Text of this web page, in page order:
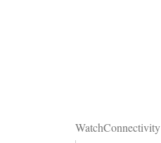
WatchConnectivity